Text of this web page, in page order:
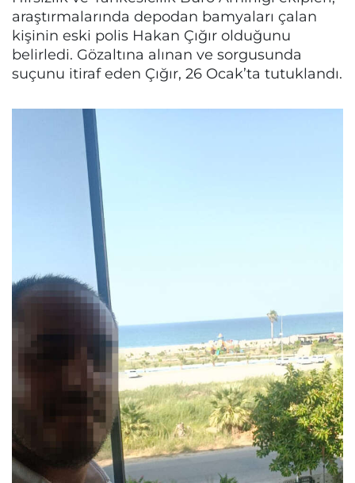
araştırmalarında depodan bamyaları çalan
kişinin eski polis Hakan Çığır olduğunu
belirledi. Gözaltına alınan ve sorgusunda
suçunu itiraf eden Çığır, 26 Ocak’ta tutuklandı.